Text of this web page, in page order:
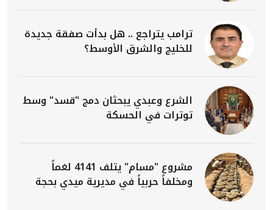
ترامب يتراجع .. هل بدأت صفقة جديدة
للخليج والشرق الأوسط؟
الشرع وعبدي يبحثان دمج "قسد" وسط
توترات في الحسكة
مشروع "مسام" يتلف 4141 لغماً
ومخلفاً حربياً في مديرية ميدي بحجة